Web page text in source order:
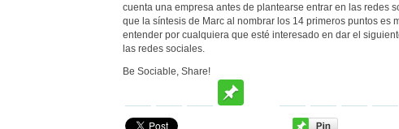
cuenta una empresa antes de plantearse entrar en las redes
que la síntesis de Marc al nombrar los 14 primeros puntos es
entender por cualquiera que esté interesado en dar el
las redes sociales.
Be Sociable, Share!